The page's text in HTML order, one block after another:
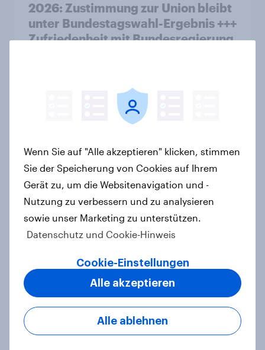
2026: Zustimmung zur Union bleibt
unter Bundestagswahl-Ergebnis +++
Zufriedenheit mit Bundesregierung
YouGov Sonntagsfrage: Union und
höchstem Stand seit
Bundestagswahl
Artikel
2025 war ein schlechtes Jahr für
Deutschland +++ Nah-Ost-Konflikt
und Bundestagswahl 2025
wichtigste Ereignisse
Wenn Sie auf "Alle akzeptieren" klicken, stimmen
Sie der Speicherung von Cookies auf Ihrem
Gerät zu, um die Websitenavigation und -
Nutzung zu verbessern und zu analysieren
sowie unser Marketing zu unterstützen.
Datenschutz und Cookie-Hinweis
Cookie-Einstellungen
Alle ablehnen
Alle akzeptieren